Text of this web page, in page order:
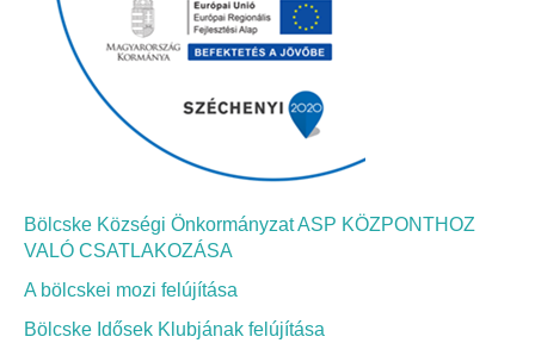
Bölcskei Néptánc Egyesület
Bölcskei Polgárőrség
Bölcskei Klímakör
HIVATAL
Szervezeti felépítés
Bölcske Községi Önkormányzat ASP KÖZPONTHOZ
VALÓ CSATLAKOZÁSA
A bölcskei mozi felújítása
Bölcske Idősek Klubjának felújítása